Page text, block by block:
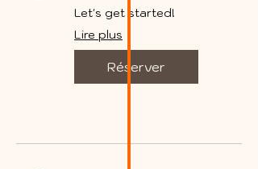
Let's get started!
Lire plus
Réserver